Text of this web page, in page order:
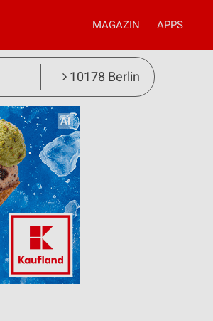
MAGAZIN APPS
10178 Berlin